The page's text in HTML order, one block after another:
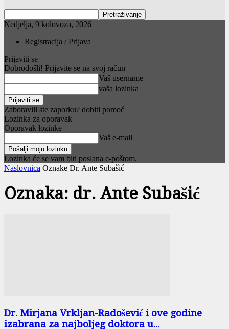
Nedjelja, 9 kolovoza, 2026
Registracija / Prijava
Prijaviti se
Dobrodošli! Prijavite se na svoj račun
Vaš username
vaša lozinka
Zaboravili ste zaporku? dobiti pomoć
Lozinka za oporavak
Oporavak lozinke
Vaš e-mail
Lozinka će se vam biti poslana e-poštom.
Naslovnica Oznake Dr. Ante Subašić
Oznaka: dr. Ante Subašić
Dr. Mirjana Vrkljan-Radošević i ove godine
izabrana za najboljeg doktora u...